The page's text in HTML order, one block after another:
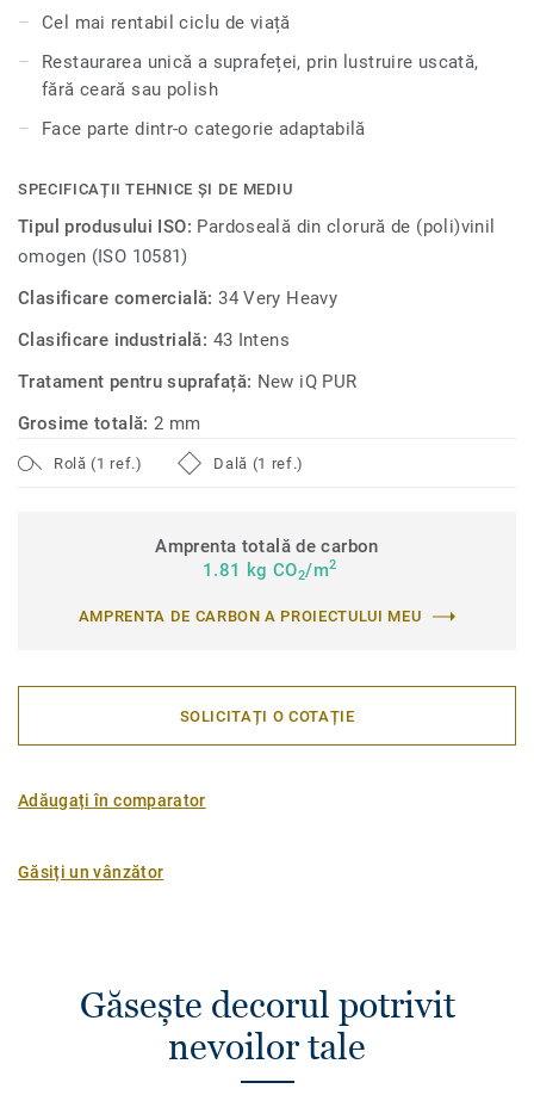
este suficientă pentru a restabili aspectul original al
suprafeței. Colecția iQ Optima oferă tipuri variate de
design, de la gri și bej neutru până la galben, portocaliu,
mov sau verde.
Cel mai rentabil ciclu de viață
Restaurarea unică a suprafeței, prin lustruire uscată,
fără ceară sau polish
Face parte dintr-o categorie adaptabilă
SPECIFICAȚII TEHNICE ȘI DE MEDIU
Tipul produsului ISO: Pardoseală din clorură de (poli)vinil
omogen (ISO 10581)
Clasificare comercială:34 Very Heavy
Clasificare industrială: 43 Intens
Tratament pentru suprafață: New iQ PUR
Grosime totală:2 mm
Rolă (1 ref.) Dală (1 ref.)
Amprenta totală de carbon
1.81 kg CO2/m2
AMPRENTA DE CARBON A PROIECTULUI MEU
SOLICITAȚI O COTAȚIE
Adăugați în comparator
Găsiți un vânzător
Găsește decorul potrivit
nevoilor tale